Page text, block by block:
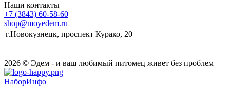
Наши контакты
+7 (3843) 60-58-60
shop@moyedem.ru
г.Новокузнецк, проспект Курако, 20
2026 © Эдем - и ваш любимый питомец живет без проблем
НаборИнфо